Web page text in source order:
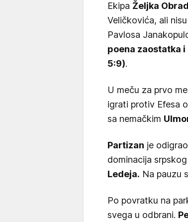
Ekipa Željka
Veličkovića, ali
Pavlosa
poena zaostatka i
5:9).
U meču za prvo
igrati protiv Efesa
sa nemačkim
Partizan je
dominacija
Ledeja. Na pauzu
Po povratku na
svega u odbrani.